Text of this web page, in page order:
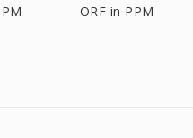
ORF in PPM